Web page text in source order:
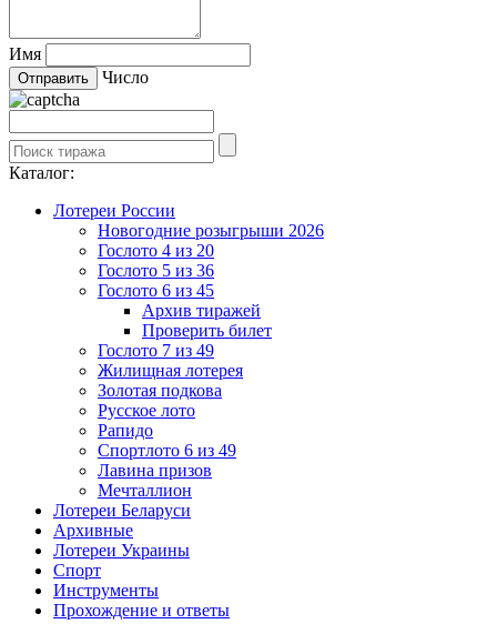
Имя
Число
Каталог:
Лотереи России
Новогодние розыгрыши 2026
Гослото 4 из 20
Гослото 5 из 36
Гослото 6 из 45
Архив тиражей
Проверить билет
Гослото 7 из 49
Жилищная лотерея
Золотая подкова
Русское лото
Рапидо
Спортлото 6 из 49
Лавина призов
Мечталлион
Лотереи Беларуси
Архивные
Лотереи Украины
Спорт
Инструменты
Прохождение и ответы